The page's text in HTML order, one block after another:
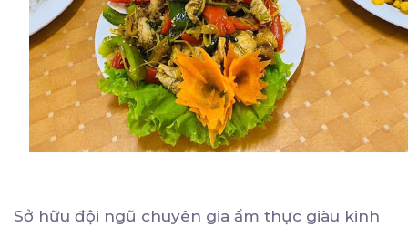
Sở hữu đội ngũ chuyên gia ẩm thực giàu kinh